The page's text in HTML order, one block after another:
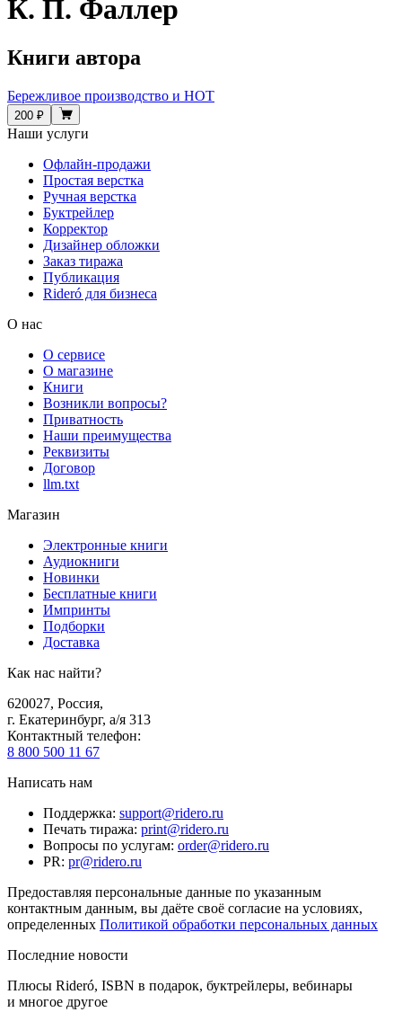
К. П. Фаллер
Книги автора
Бережливое производство и НОТ
200 ₽
Наши услуги
Офлайн-продажи
Простая верстка
Ручная верстка
Буктрейлер
Корректор
Дизайнер обложки
Заказ тиража
Публикация
Rideró для бизнеса
О нас
О сервисе
О магазине
Книги
Возникли вопросы?
Приватность
Наши преимущества
Реквизиты
Договор
llm.txt
Магазин
Электронные книги
Аудиокниги
Новинки
Бесплатные книги
Импринты
Подборки
Доставка
Как нас найти?
620027, Россия,
г. Екатеринбург, а/я 313
Контактный телефон:
8 800 500 11 67
Написать нам
Поддержка: support@ridero.ru
Печать тиража: print@ridero.ru
Вопросы по услугам: order@ridero.ru
PR: pr@ridero.ru
Предоставляя персональные данные по указанным
контактным данным, вы даёте своё согласие на условиях,
определенных Политикой обработки персональных данных
Последние новости
Плюсы Rideró, ISBN в подарок, буктрейлеры, вебинары
и многое другое